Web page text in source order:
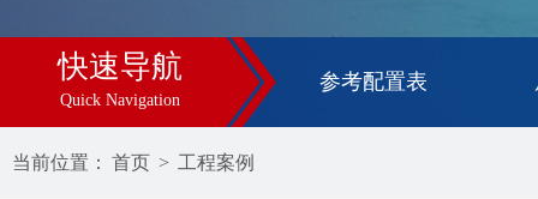
快速导航
Quick Navigation
参考配置表
当前位置： 首页 > 工程案例